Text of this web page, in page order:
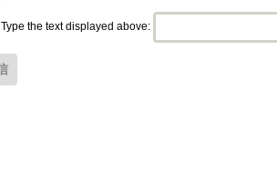
Type the text displayed above: